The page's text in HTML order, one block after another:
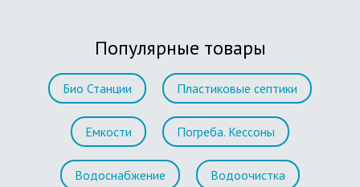
Популярные товары
Био Станции Пластиковые септики
Емкости Погреба. Кессоны
Водоснабжение Водоочистка